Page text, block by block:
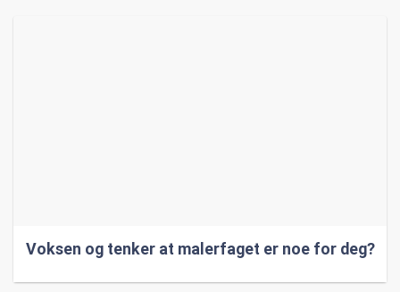
Voksen og tenker at malerfaget er noe for deg?